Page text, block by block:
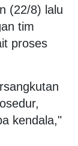
(22/8) lalu
tim
proses
kendala,"